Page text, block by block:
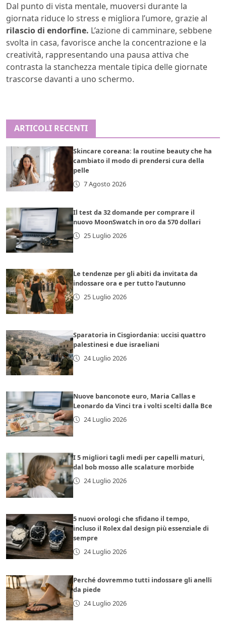
Dal punto di vista mentale, muoversi durante la
giornata riduce lo stress e migliora l’umore, grazie al
rilascio di endorfine. L’azione di camminare, sebbene
svolta in casa, favorisce anche la concentrazione e la
creatività, rappresentando una pausa attiva che
contrasta la stanchezza mentale tipica delle giornate
trascorse davanti a uno schermo.
ARTICOLI RECENTI
Skincare coreana: la routine beauty che ha
cambiato il modo di prendersi cura della
pelle
7 Agosto 2026
Il test da 32 domande per comprare il
nuovo MoonSwatch in oro da 570 dollari
25 Luglio 2026
Le tendenze per gli abiti da invitata da
indossare ora e per tutto l’autunno
25 Luglio 2026
Sparatoria in Cisgiordania: uccisi quattro
palestinesi e due israeliani
24 Luglio 2026
Nuove banconote euro, Maria Callas e
Leonardo da Vinci tra i volti scelti dalla Bce
24 Luglio 2026
I 5 migliori tagli medi per capelli maturi,
dal bob mosso alle scalature morbide
24 Luglio 2026
5 nuovi orologi che sfidano il tempo,
incluso il Rolex dal design più essenziale di
sempre
24 Luglio 2026
Perché dovremmo tutti indossare gli anelli
da piede
24 Luglio 2026